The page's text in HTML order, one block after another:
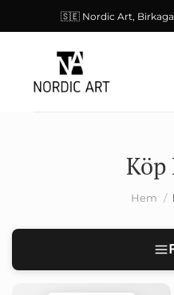
to
🇸🇪 Nordic Art,
Köp
Hem /